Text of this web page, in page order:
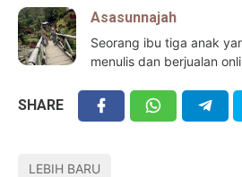
Asasunnajah
Seorang ibu tiga anak
menulis dan berjualan
SHARE
LEBIH BARU